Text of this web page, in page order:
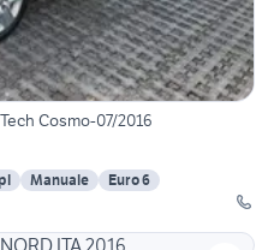
Cosmo-07/2016
Manuale
Euro 6